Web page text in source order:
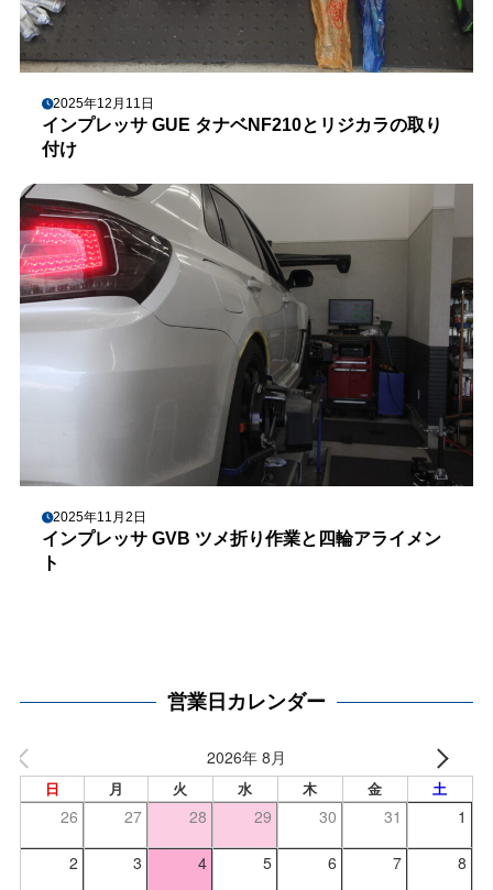
2025年12月11日
インプレッサ GUE タナベNF210とリジカラの取り
付け
2025年11月2日
インプレッサ GVB ツメ折り作業と四輪アライメン
ト
営業日カレンダー
2026年 8月
日 月 火 水 木 金 土
26 27 28 29 30 31 1
2 3 4 5 6 7 8